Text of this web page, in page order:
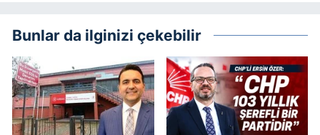
Bunlar da ilginizi çekebilir